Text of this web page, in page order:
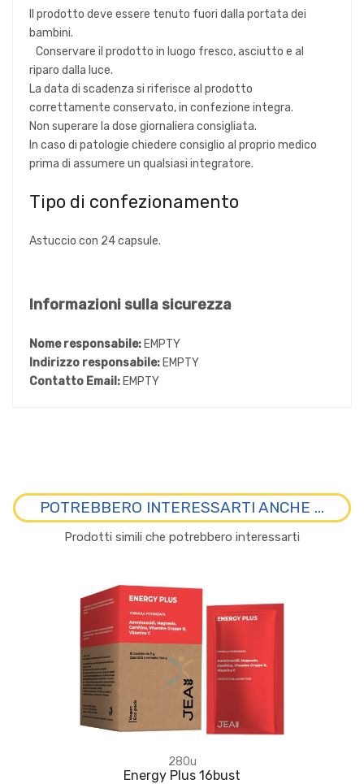
Il prodotto deve essere tenuto fuori dalla portata dei
bambini.
Conservare il prodotto in luogo fresco, asciutto e al
riparo dalla luce.
La data di scadenza si riferisce al prodotto
correttamente conservato, in confezione integra.
Non superare la dose giornaliera consigliata.
In caso di patologie chiedere consiglio al proprio medico
prima di assumere un qualsiasi integratore.
Tipo di confezionamento
Astuccio con 24 capsule.
Informazioni sulla sicurezza
Nome responsabile: EMPTY
Indirizzo responsabile: EMPTY
Contatto Email: EMPTY
POTREBBERO INTERESSARTI ANCHE ...
Prodotti simili che potrebbero interessarti
280u
Energy Plus 16bust